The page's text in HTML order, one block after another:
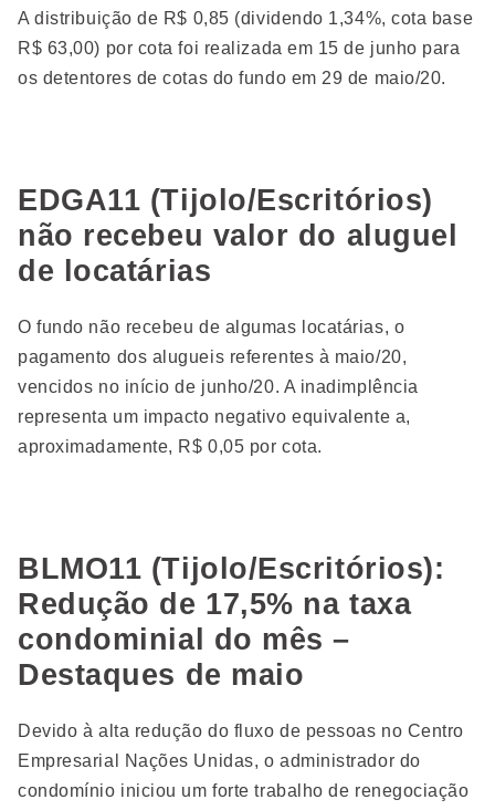
A distribuição de R$ 0,85 (dividendo 1,34%, cota base
R$ 63,00) por cota foi realizada em 15 de junho para
os detentores de cotas do fundo em 29 de maio/20.
EDGA11 (Tijolo/Escritórios)
não recebeu valor do aluguel
de locatárias
O fundo não recebeu de algumas locatárias, o
pagamento dos alugueis referentes à maio/20,
vencidos no início de junho/20. A inadimplência
representa um impacto negativo equivalente a,
aproximadamente, R$ 0,05 por cota.
BLMO11 (Tijolo/Escritórios):
Redução de 17,5% na taxa
condominial do mês –
Destaques de maio
Devido à alta redução do fluxo de pessoas no Centro
Empresarial Nações Unidas, o administrador do
condomínio iniciou um forte trabalho de renegociação